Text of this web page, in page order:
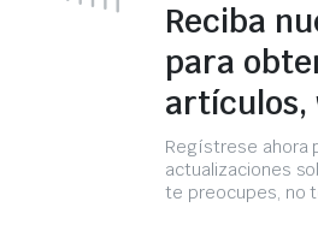
Reciba
para
artículos,
Regístrese ahora
actualizaciones
te preocupes, no